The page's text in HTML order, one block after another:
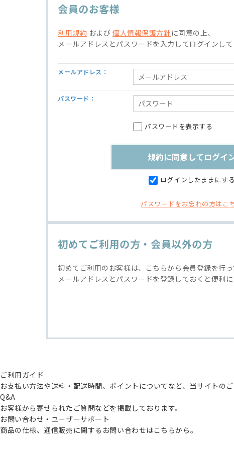
会員のお客様
利用規約 および個人情報保護方針 に同意の上、
メールアドレスとパスワードを入力してログインして
メールアドレス：
パスワード：
パスワードを表示する
ログインしたままにする
パスワードをお忘れの方はこ
初めてご利用の方・会員以外の方
初めてご利用のお客様は、こちらから会員登録を行っ
メールアドレスとパスワードを登録しておくと便利
ご利用ガイド
お支払い方法や送料・配送時間、ポイントについてなど、当サイトの
Q&A
お客様から寄せられたご質問などを掲載しております。
お問い合わせ・ユーザーサポート
商品の仕様、通信販売に関するお問い合わせはこちらから。